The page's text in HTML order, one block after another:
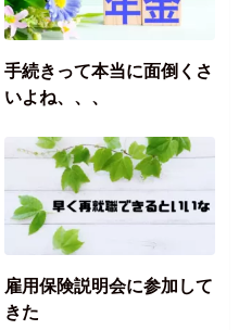
手続きって本当に面倒くさ
いよね、、、
雇用保険説明会に参加して
きた